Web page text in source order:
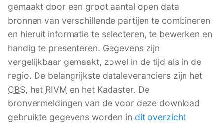
gemaakt door een groot aantal open data
bronnen van verschillende partijen te combineren
en hieruit informatie te selecteren, te bewerken en
handig te presenteren. Gegevens zijn
vergelijkbaar gemaakt, zowel in de tijd als in de
regio. De belangrijkste dataleveranciers zijn het
CBS, het RIVM en het Kadaster. De
bronvermeldingen van de voor deze download
gebruikte gegevens worden in dit overzicht